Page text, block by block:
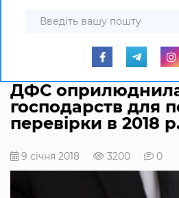
ДФС
господарств для
перевірки в 2018
9 січня 2018 3200 0